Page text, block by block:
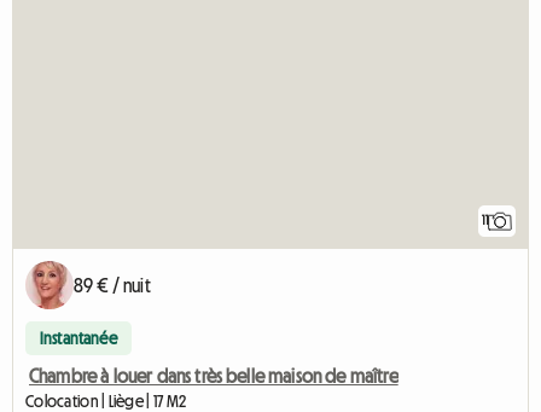
89 € / nuit
Instantanée
Chambre à louer dans très belle maison de maître
Colocation | Liège | 17 M2